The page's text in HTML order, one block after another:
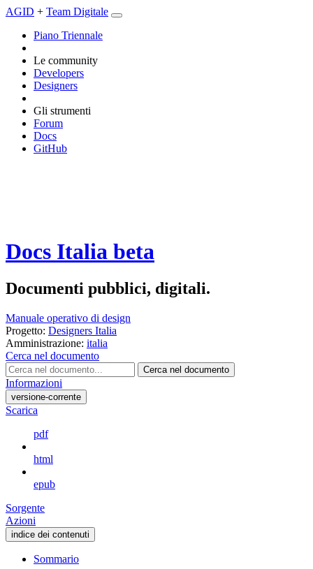
AGID + Team Digitale
Piano Triennale
Le community
Developers
Designers
Gli strumenti
Forum
Docs
GitHub
Docs Italia beta
Documenti pubblici, digitali.
Manuale operativo di design
Progetto: Designers Italia
Amministrazione: italia
Cerca nel documento
Cerca nel documento
Informazioni
versione-corrente
Scarica
pdf
html
epub
Sorgente
Azioni
indice dei contenuti
Sommario